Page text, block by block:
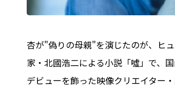
杏が"偽りの母親"を演じたのが、ヒ
家・北國浩二による小説「噓」で、
デビューを飾った映像クリエイター